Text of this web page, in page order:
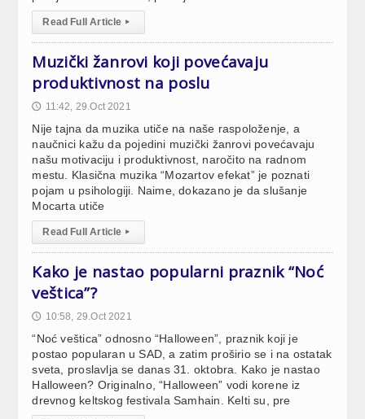
Read Full Article ▸
Muzički žanrovi koji povećavaju
produktivnost na poslu
🕔 11:42, 29.Oct 2021
Nije tajna da muzika utiče na naše raspoloženje, a
naučnici kažu da pojedini muzički žanrovi povećavaju
našu motivaciju i produktivnost, naročito na radnom
mestu. Klasična muzika “Mozartov efekat” je poznati
pojam u psihologiji. Naime, dokazano je da slušanje
Mocarta utiče
Read Full Article ▸
Kako je nastao popularni praznik “Noć
veštica”?
🕔 10:58, 29.Oct 2021
“Noć veštica” odnosno “Halloween”, praznik koji je
postao popularan u SAD, a zatim proširio se i na ostatak
sveta, proslavlja se danas 31. oktobra. Kako je nastao
Halloween? Originalno, “Halloween” vodi korene iz
drevnog keltskog festivala Samhain. Kelti su, pre